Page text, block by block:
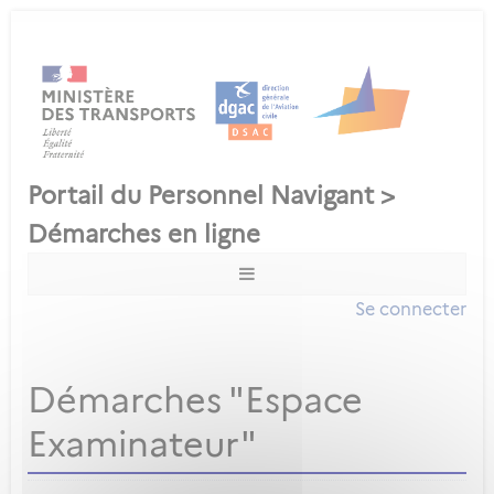
Se connecter
Démarches "Espace
Examinateur"